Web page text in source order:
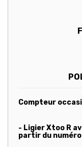
Compteur
- Ligier Xtoo R
partir du numéro